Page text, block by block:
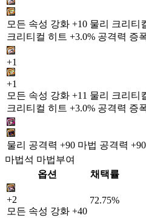
모든 속성 강화 +10 물리 크리티
크리티컬 히트 +3.0% 공격력 증
+1
+1
모든 속성 강화 +11 물리 크리티
크리티컬 히트 +3.0% 공격력 증
물리 공격력 +90 마법 공격력
마법석 마법부여
옵션
채택률
+2
모든 속성 강화 +40
72.75%